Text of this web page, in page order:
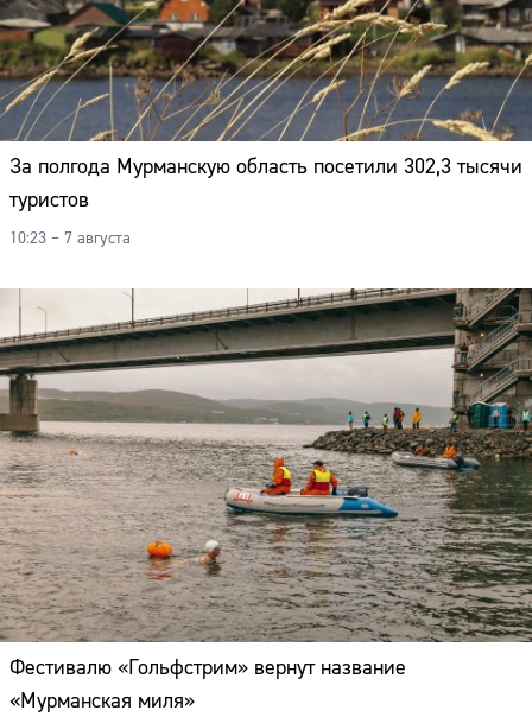
За полгода Мурманскую область посетили 302,3 тысячи
туристов
10:23 – 7 августа
Фестивалю «Гольфстрим» вернут название
«Мурманская миля»